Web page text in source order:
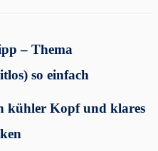
– Thema
so einfach
kühler Kopf und klares